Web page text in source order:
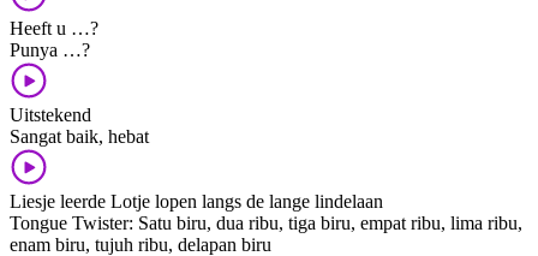
Heeft u …?
Punya …?
Uitstekend
Sangat baik, hebat
Liesje leerde Lotje lopen langs de lange lindelaan
Tongue Twister: Satu biru, dua ribu, tiga biru, empat ribu, lima ribu,
enam biru, tujuh ribu, delapan biru